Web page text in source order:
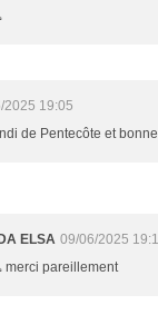
2025 19:05
de Pentecôte et
ELSA 09/06/2025
merci pareillement